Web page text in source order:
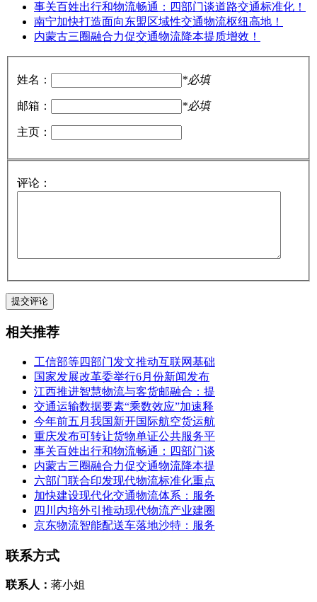
事关百姓出行和物流畅通：四部门谈道路交通标准化！
南宁加快打造面向东盟区域性交通物流枢纽高地！
内蒙古三圈融合力促交通物流降本提质增效！
姓名： *必填
邮箱： *必填
主页：
评论：
相关推荐
工信部等四部门发文推动互联网基础
国家发展改革委举行6月份新闻发布
江西推进智慧物流与客货邮融合：提
交通运输数据要素“乘数效应”加速释
今年前五月我国新开国际航空货运航
重庆发布可转让货物单证公共服务平
事关百姓出行和物流畅通：四部门谈
内蒙古三圈融合力促交通物流降本提
六部门联合印发现代物流标准化重点
加快建设现代化交通物流体系：服务
四川内培外引推动现代物流产业建圈
京东物流智能配送车落地沙特：服务
联系方式
联系人： 蒋小姐